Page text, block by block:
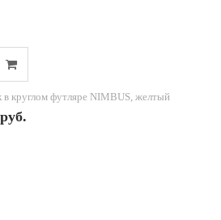
круглом футляре NIMBUS, желтый